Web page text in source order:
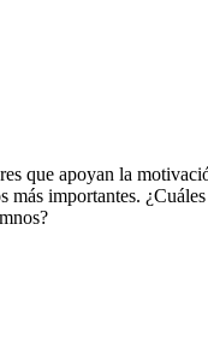
que apoyan la
más importantes.